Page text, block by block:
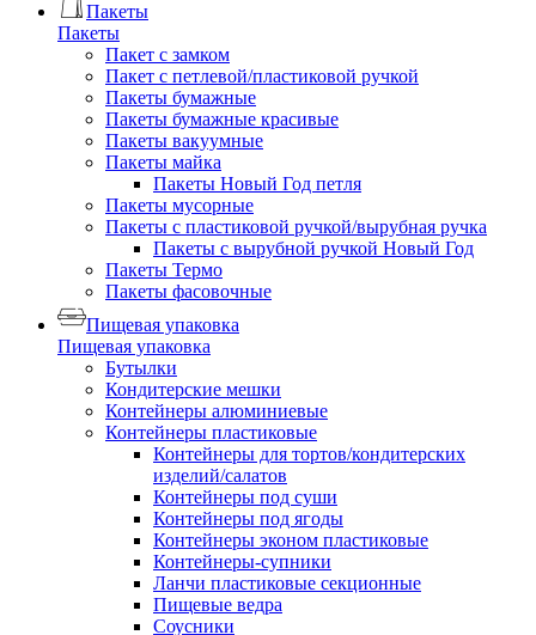
Пакеты
Пакеты
Пакет с замком
Пакет с петлевой/пластиковой ручкой
Пакеты бумажные
Пакеты бумажные красивые
Пакеты вакуумные
Пакеты майка
Пакеты Новый Год петля
Пакеты мусорные
Пакеты с пластиковой ручкой/вырубная ручка
Пакеты с вырубной ручкой Новый Год
Пакеты Термо
Пакеты фасовочные
Пищевая упаковка
Пищевая упаковка
Бутылки
Кондитерские мешки
Контейнеры алюминиевые
Контейнеры пластиковые
Контейнеры для тортов/кондитерских
изделий/салатов
Контейнеры под суши
Контейнеры под ягоды
Контейнеры эконом пластиковые
Контейнеры-супники
Ланчи пластиковые секционные
Пищевые ведра
Соусники